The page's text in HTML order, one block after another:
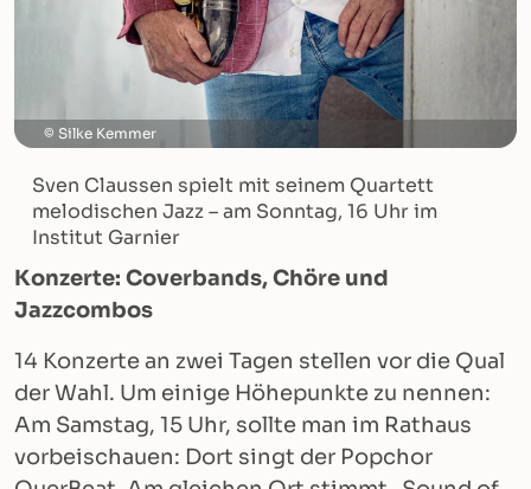
Silke Kemmer
Sven Claussen spielt mit seinem Quartett
melodischen Jazz – am Sonntag, 16 Uhr im
Institut Garnier
Konzerte: Coverbands, Chöre und
Jazzcombos
14 Konzerte an zwei Tagen stellen vor die Qual
der Wahl. Um einige Höhepunkte zu nennen:
Am Samstag, 15 Uhr, sollte man im Rathaus
vorbeischauen: Dort singt der Popchor